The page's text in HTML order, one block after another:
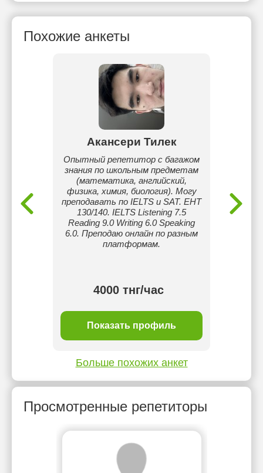
Похожие анкеты
Акансери Тилек
Опытный репетитор с багажом
знания по школьным предметам
(математика, английский,
физика, химия, биология). Могу
преподавать по IELTS и SAT. ЕНТ
130/140. IELTS Listening 7.5
Reading 9.0 Writing 6.0 Speaking
6.0. Преподаю онлайн по разным
платформам.
4000 тнг/час
Показать профиль
то
Больше похожих анкет
Просмотренные репетиторы